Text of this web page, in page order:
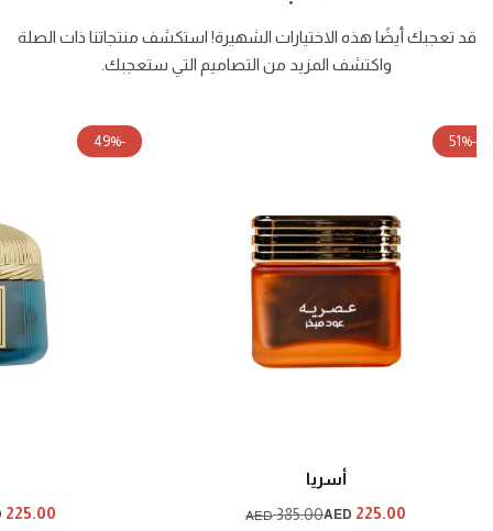
قد تعجبك أيضًا هذه الاختيارات الشهيرة! استكشف منتجاتنا ذات الصلة
واكتشف المزيد من التصاميم التي ستعجبك.
أسريا
AED385.00AED225.00
-49%
225.00